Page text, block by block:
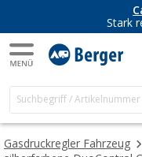
Stark
Gasdruckregler Fahrzeug